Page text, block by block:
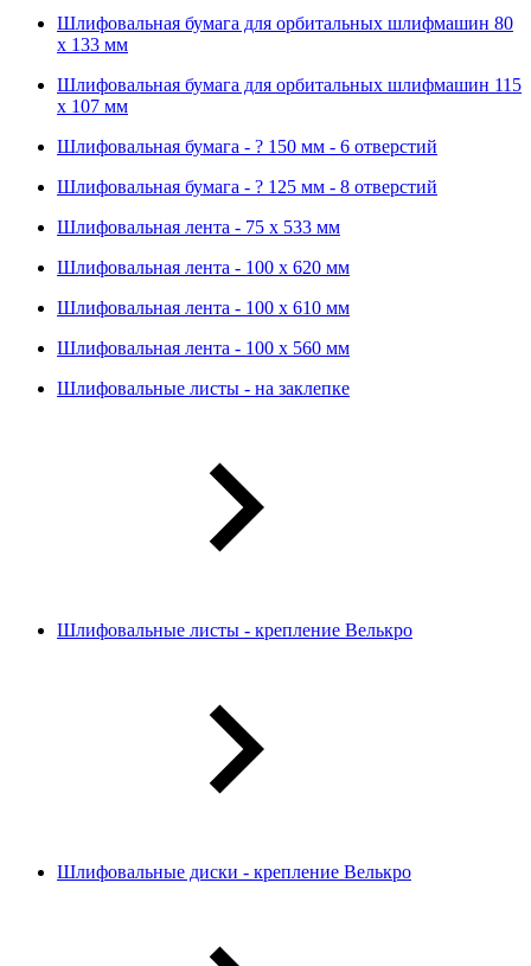
Шлифовальная бумага для орбитальных шлифмашин 80
х 133 мм
Шлифовальная бумага для орбитальных шлифмашин 115
х 107 мм
Шлифовальная бумага - ? 150 мм - 6 отверстий
Шлифовальная бумага - ? 125 мм - 8 отверстий
Шлифовальная лента - 75 х 533 мм
Шлифовальная лента - 100 х 620 мм
Шлифовальная лента - 100 х 610 мм
Шлифовальная лента - 100 х 560 мм
Шлифовальные листы - на заклепке
Шлифовальные листы - крепление Велькро
Шлифовальные диски - крепление Велькро